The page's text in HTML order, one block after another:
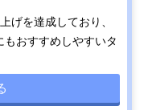
げを達成しており、
おすすめしやすいタ